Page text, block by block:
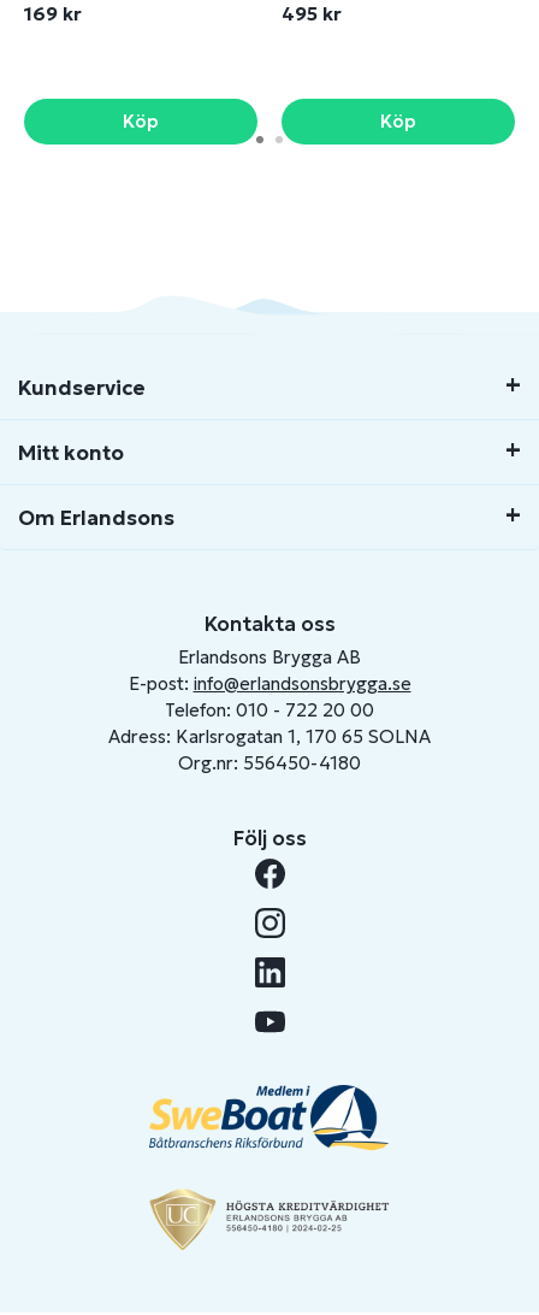
169 kr
Köp
495 kr
Köp
Kundservice
Mitt konto
Om Erlandsons
Kontakta oss
Erlandsons Brygga AB
E-post: info@erlandsonsbrygga.se
Telefon: 010 - 722 20 00
Adress: Karlsrogatan 1, 170 65 SOLNA
Org.nr: 556450-4180
Följ oss